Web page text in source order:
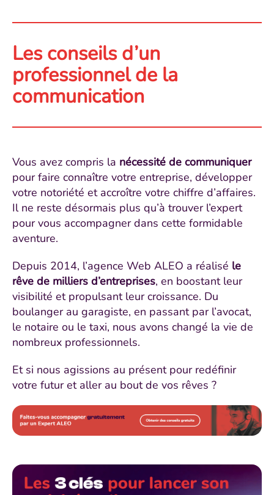
Les conseils d’un
professionnel de la
communication
Vous avez compris la nécessité de communiquer
pour faire connaître votre entreprise, développer
votre notoriété et accroître votre chiffre d’affaires.
Il ne reste désormais plus qu’à trouver l’expert
pour vous accompagner dans cette formidable
aventure.
Depuis 2014, l’agence Web ALEO a réalisé le
rêve de milliers d’entreprises, en boostant leur
visibilité et propulsant leur croissance. Du
boulanger au garagiste, en passant par l’avocat,
le notaire ou le taxi, nous avons changé la vie de
nombreux professionnels.
Et si nous agissions au présent pour redéfinir
votre futur et aller au bout de vos rêves ?